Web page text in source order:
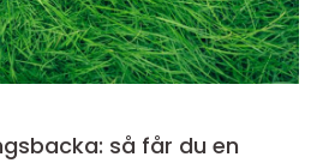
så får du en